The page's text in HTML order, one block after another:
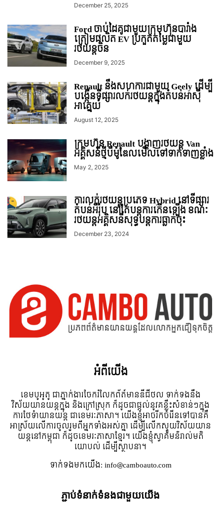
December 25, 2025
Ford ចាប់ដៃគូជាមួយក្រុមហ៊ុនបារាំង
ត្រៀមផលិត EV ប្រកួតតម្លៃជាមួយ
រថយន្តចិន
December 9, 2025
Renault នឹងសហការជាមួយ Geely ដើម្បី
បង្កើនទីផ្សារលក់រថយន្ដក្នុងតំបន់អាស៊ី
អាគ្នេយ៍
August 12, 2025
ក្រុមហ៊ុន Renault បង្ហាញរថយន្ត​ Van ​
អគ្គិសនី​ថ្មីបី​ម៉ូឌែលមើលទៅទាក់ទាញខ្លាំង
May 2, 2025
ការលក់រថយន្តប្រភេទ Hybrid នៅទីផ្សារ
តំបន់អឺរ៉ុប នៅតែបន្តការកើនឡើង ខណៈ
រថយន្តអគ្គិសនីសុទ្ធបន្តការធ្លាក់ចុះ
December 23, 2024
អំពី​យើង
ខេមបូអូតូ ជាភ្នាក់ងារចែករំលែកព័ត៍មានឌីជីថល ទាក់ទងនឹង
វិស័យយានយន្តក្នុង និងក្រៅស្រុក ក៏ដូចជាផ្តល់នូវគន្លឹះសំខាន់ៗក្នុង
ការថែទំាយានយន្ត ជាខេមរៈភាសា។ យើងខ្ញុំអាចរីកចំរើនទៅបានគឺ
អាស្រ័យលើការចូលរួមពីអ្នកទាំងអស់គ្នា ដើម្បីលើកស្ទួយវិស័យយាន
យន្តនៅកម្ពុជា ក៏ដូចខេមរៈភាសាខ្មែរ។ យើងខ្ញុំស្វាគមន៌រាល់មតិ
យោបល់ ដើម្បីស្ថាបនា។
ទាក់ទង​មក​យើង:info@camboauto.com
ភ្ជាប់ទំនាក់ទំនងជាមួយយើង